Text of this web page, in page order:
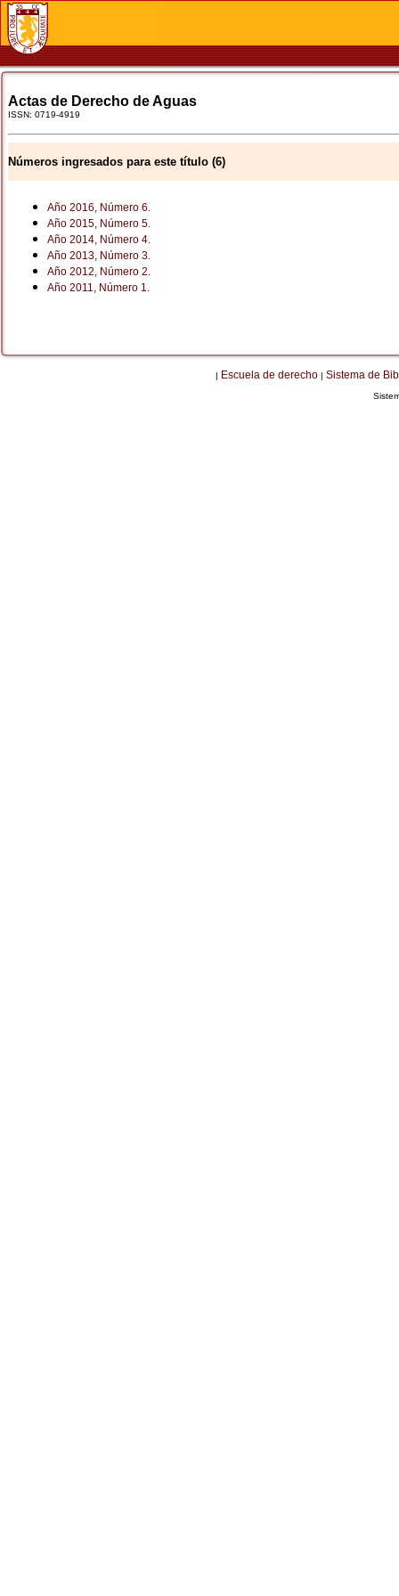
Actas de Derecho de Aguas
ISSN: 0719-4919
Números ingresados para este título (6)
Año 2016, Número 6.
Año 2015, Número 5.
Año 2014, Número 4.
Año 2013, Número 3.
Año 2012, Número 2.
Año 2011, Número 1.
| Escuela de derecho | Sistema de